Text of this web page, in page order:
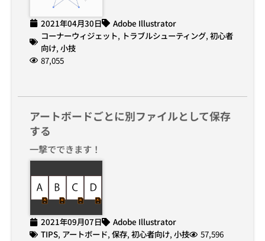
2021年04月30日
Adobe Illustrator
コーナーウィジェット, トラブルシューティング, 初心者
向け, 小技
87,055
アートボードごとに別ファイルとして保存
する
一撃でできます！
2021年09月07日
Adobe Illustrator
TIPS, アートボード, 保存, 初心者向け, 小技 57,596